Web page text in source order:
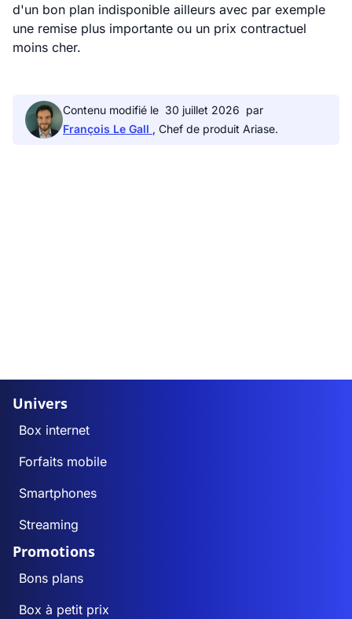
d'un bon plan indisponible ailleurs avec par exemple
une remise plus importante ou un prix contractuel
moins cher.
Contenu modifié le 30 juillet 2026 par
François Le Gall , Chef de produit Ariase.
Univers
Box internet
Forfaits mobile
Smartphones
Streaming
Promotions
Bons plans
Box à petit prix